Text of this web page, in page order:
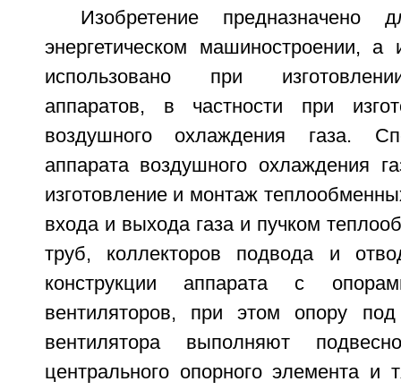
Изобретение предназначено
энергетическом машиностроении,
использовано при
аппаратов, в частности при
воздушного охлаждения газа.
аппарата воздушного охлаждения
изготовление и монтаж
входа и выхода газа и пучком
труб, коллекторов подвода и
конструкции аппарата с
вентиляторов, при этом опору под
вентилятора выполняют
центрального опорного элемента и